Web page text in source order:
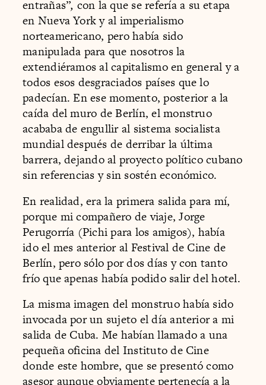
entrañas”, con la que se refería a su etapa
en Nueva York y al imperialismo
norteamericano, pero había sido
manipulada para que nosotros la
extendiéramos al capitalismo en general y a
todos esos desgraciados países que lo
padecían. En ese momento, posterior a la
caída del muro de Berlín, el monstruo
acababa de engullir al sistema socialista
mundial después de derribar la última
barrera, dejando al proyecto político cubano
sin referencias y sin sostén económico.
En realidad, era la primera salida para mí,
porque mi compañero de viaje, Jorge
Perugorría (Pichi para los amigos), había
ido el mes anterior al Festival de Cine de
Berlín, pero sólo por dos días y con tanto
frío que apenas había podido salir del hotel.
La misma imagen del monstruo había sido
invocada por un sujeto el día anterior a mi
salida de Cuba. Me habían llamado a una
pequeña oficina del Instituto de Cine
donde este hombre, que se presentó como
asesor aunque obviamente pertenecía a la